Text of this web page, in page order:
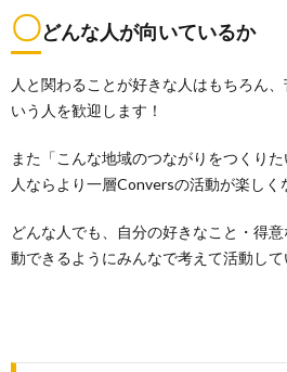
〇どんな人が向いているか
人と関わることが好きな人はもちろん
いう人を歓迎します！
また「こんな地域のつながりをつくり
人ならより一層Conversの活動が楽しく
どんな人でも、自分の好きなこと・得
動できるようにみんなで考えて活動して